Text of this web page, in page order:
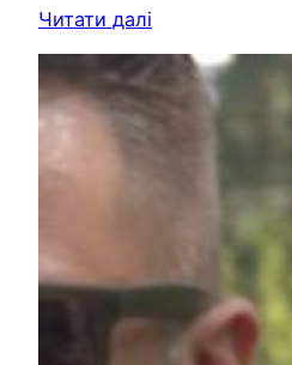
Читати далі